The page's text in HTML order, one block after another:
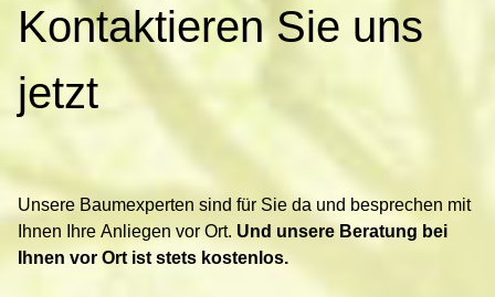
o
n
t
e
r
e
Kontaktieren Sie uns
jetzt
Unsere Baumexperten sind für Sie da und besprechen mit
Ihnen Ihre Anliegen vor Ort. Und unsere Beratung bei
Ihnen vor Ort ist stets kostenlos.